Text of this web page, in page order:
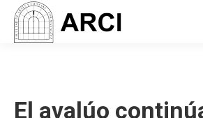
El avalúo